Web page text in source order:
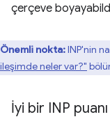
çerçeve
Önemli nokta:INP'nin
neler var?"
İyi bir INP